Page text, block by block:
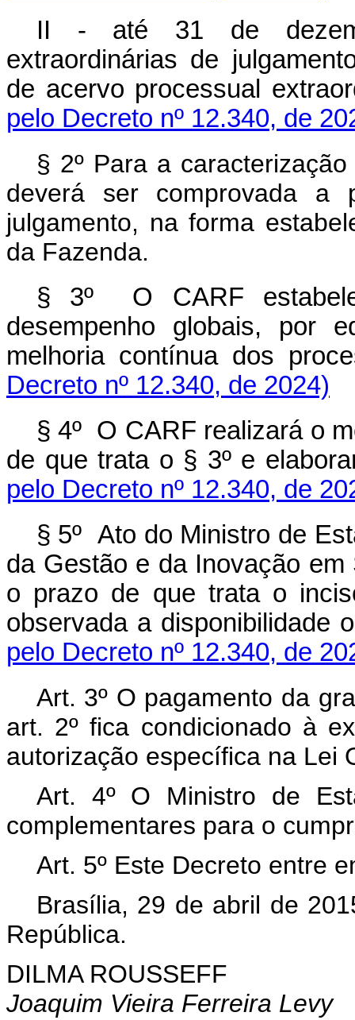
II - até 31 de
extraordinárias de
de acervo processual
pelo Decreto nº 12.340, de
§ 2º Para a
deverá ser comprovada a
julgamento, na forma
da Fazenda.
§ 3º O CARF
desempenho globais, por
melhoria contínua dos
Decreto nº 12.340, de 2024)
§ 4º O CARF realizará o
de que trata o § 3º e
pelo Decreto nº 12.340, de
§ 5º Ato do Ministro de
da Gestão e da Inovação
o prazo de que trata o
observada a disponibilidade
pelo Decreto nº 12.340, de
Art. 3º O pagamento da
art. 2º fica condicionado à
autorização específica na Lei
Art. 4º O Ministro de
complementares para o
Art. 5º Este Decreto entre
Brasília, 29 de abril de
República.
DILMA ROUSSEFF
Joaquim Vieira Ferreira Levy